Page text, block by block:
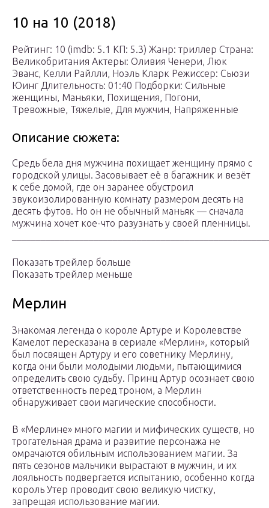
10 на 10 (2018)
Рейтинг: 10 (imdb: 5.1 КП: 5.3) Жанр: триллер Страна:
Великобритания Актеры: Оливия Ченери, Люк
Эванс, Келли Райлли, Ноэль Кларк Режиссер: Сьюзи
Юинг Длительность: 01:40 Подборки: Сильные
женщины, Маньяки, Похищения, Погони,
Тревожные, Тяжелые, Для мужчин, Напряженные
Описание сюжета:
Средь бела дня мужчина похищает женщину прямо с
городской улицы. Засовывает её в багажник и везёт
к себе домой, где он заранее обустроил
звукоизолированную комнату размером десять на
десять футов. Но он не обычный маньяк — сначала
мужчина хочет кое-что разузнать у своей пленницы.
Показать трейлер больше
Показать трейлер меньше
Мерлин
Знакомая легенда о короле Артуре и Королевстве
Камелот пересказана в сериале «Мерлин», который
был посвящен Артуру и его советнику Мерлину,
когда они были молодыми людьми, пытающимися
определить свою судьбу. Принц Артур осознает свою
ответственность перед троном, а Мерлин
обнаруживает свои магические способности.
В «Мерлине» много магии и мифических существ, но
трогательная драма и развитие персонажа не
омрачаются обильным использованием магии. За
пять сезонов мальчики вырастают в мужчин, и их
лояльность подвергается испытанию, особенно когда
король Утер проводит свою великую чистку,
запрещая использование магии.